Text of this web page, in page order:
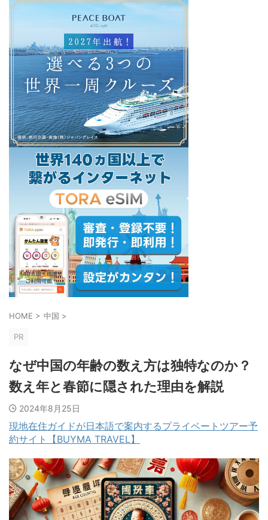
HOME > 中国 >
PR
なぜ中国の年齢の数え方は独特なのか？
数え年と春節に隠された理由を解説
2024年8月25日
現地在住ガイドが日本語で案内するプライベートツアー予
約サイト【BUYMA TRAVEL】